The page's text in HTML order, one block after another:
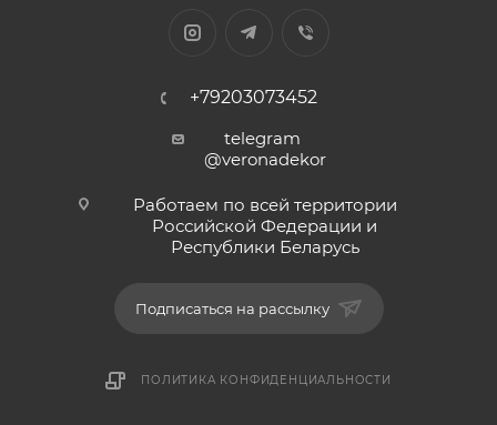
+79203073452
telegram
@veronadekor
Работаем по всей территории
Российской Федерации и
Республики Беларусь
Подписаться на рассылку
ПОЛИТИКА КОНФИДЕНЦИАЛЬНОСТИ